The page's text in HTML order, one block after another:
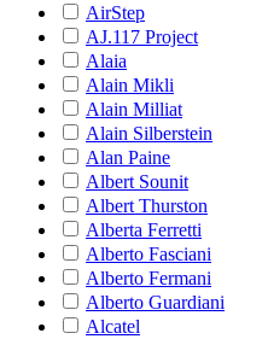
AirStep
AJ.117 Project
Alaia
Alain Mikli
Alain Milliat
Alain Silberstein
Alan Paine
Albert Sounit
Albert Thurston
Alberta Ferretti
Alberto Fasciani
Alberto Fermani
Alberto Guardiani
Alcatel